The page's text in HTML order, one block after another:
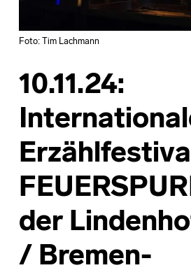
Foto: Tim Lachmann
10.11.24:
der
/ Bremen-